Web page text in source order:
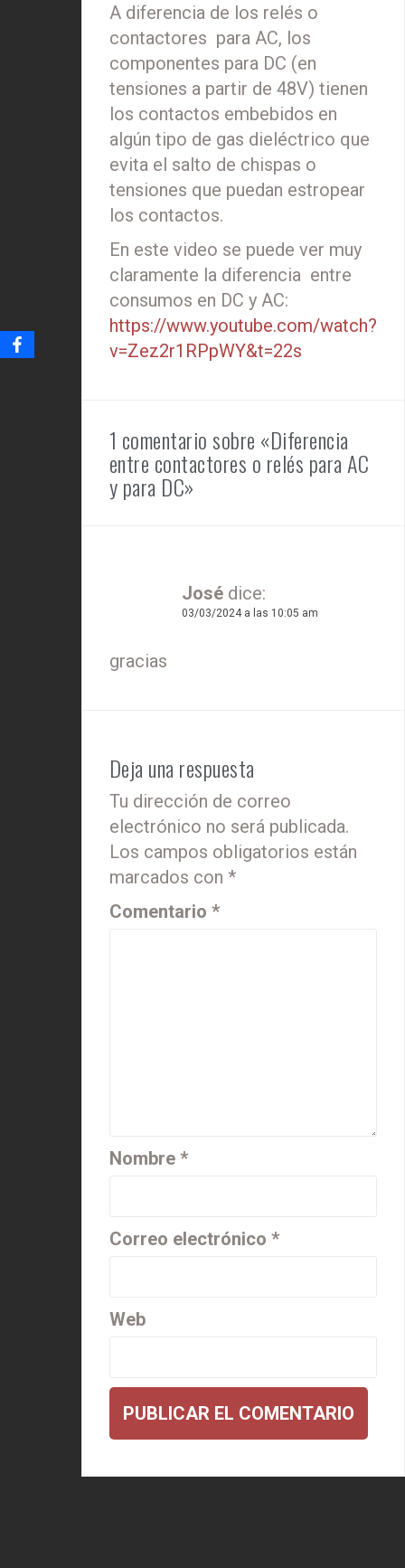
A diferencia de los relés o
contactores para AC, los
componentes para DC (en
tensiones a partir de 48V) tienen
los contactos embebidos en
algún tipo de gas dieléctrico que
evita el salto de chispas o
tensiones que puedan estropear
los contactos.
En este video se puede ver muy
claramente la diferencia entre
consumos en DC y AC:
https://www.youtube.com/watch?
v=Zez2r1RPpWY&t=22s
1 comentario sobre «Diferencia
entre contactores o relés para AC
y para DC»
José dice:
03/03/2024 a las 10:05 am
gracias
Deja una respuesta
Tu dirección de correo
electrónico no será publicada.
Los campos obligatorios están
marcados con *
Comentario *
Nombre *
Correo electrónico *
Web